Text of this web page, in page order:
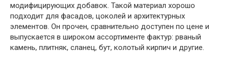
модифицирующих добавок. Такой материал хорошо
подходит для фасадов, цоколей и архитектурных
элементов. Он прочен, сравнительно доступен по цене и
выпускается в широком ассортименте фактур: рваный
камень, плитняк, сланец, бут, колотый кирпич и другие.